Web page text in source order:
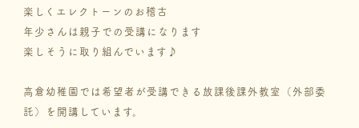
楽しくエレクトーンのお稽古
年少さんは親子での受講になります
楽しそうに取り組んでいます♪
高倉幼稚園では希望者が受講できる放課後課外教室（外部委
託）を開講しています。